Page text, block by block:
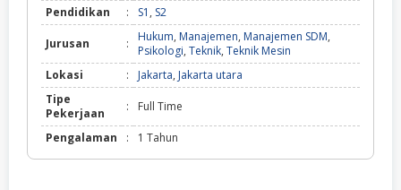
Pendidikan : S1 , S2
Jurusan : Hukum, Manajemen, Manajemen SDM,
Psikologi, Teknik, Teknik Mesin
Lokasi
: Jakarta, Jakarta utara
Tipe
Pekerjaan
: Full Time
Pengalaman : 1 Tahun